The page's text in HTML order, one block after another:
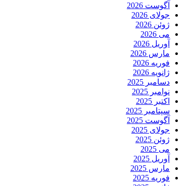
آگوست 2026
جولای 2026
ژوئن 2026
می 2026
آوریل 2026
مارس 2026
فوریه 2026
ژانویه 2026
دسامبر 2025
نوامبر 2025
اکتبر 2025
سپتامبر 2025
آگوست 2025
جولای 2025
ژوئن 2025
می 2025
آوریل 2025
مارس 2025
فوریه 2025